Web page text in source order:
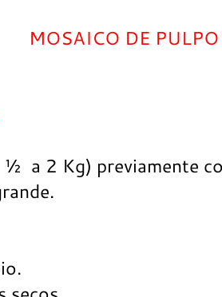
MOSAICO DE
½ a 2 Kg) previamente